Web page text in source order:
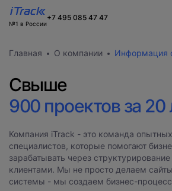
№1 в России
+7 495 085 47 47
Главная О компании Информация
Свыше
900 проектов за 20
Компания iTrack - это команда
специалистов, которые помогают
зарабатывать через
клиентами. Мы не просто делаем
системы - мы создаем бизнес-
проект?
свяжется с вами
свяжется наш лучший
Ошибка
Пожалуйста, попробуйте снова.
Новости
Вакансии
Акции
WEB
Разработка сайтов на 1С-Битрикс
Техподдержка
Тарифы и цены
CRM
Развитие Битрикс24
День с экспертом
Статистики для Битрикс24
Тарифы и цены
Корпоративный портал Битрикс24
Кейсы
Сайты
CRM
Блог
Контакты